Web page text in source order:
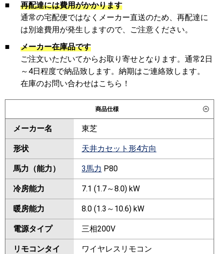
■
再配達には費用がかかります
通常の宅配便ではなくメーカー直送のため、再配達に
は別途費用が発生しますので、ご注意ください。
■
メーカー在庫品です
ご注文いただいてからお取り寄せとなります。通常2日
～4日程度で納品致します。納期はご連絡致します。
在庫のお問い合わせはこちら！
商品仕様
メーカー名 東芝
形状 天井カセット形4方向
馬力（能力） 3馬力 P80
冷房能力 7.1 (1.7～8.0) kW
暖房能力 8.0 (1.3～10.6) kW
電源タイプ 三相200V
リモコンタイ
ワイヤレスリモコン